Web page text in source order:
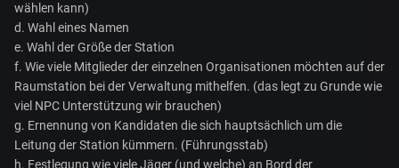
wählen kann)
d. Wahl eines Namen
e. Wahl der Größe der Station
f. Wie viele Mitglieder der einzelnen Organisationen möchten auf der
Raumstation bei der Verwaltung mithelfen. (das legt zu Grunde wie
viel NPC Unterstützung wir brauchen)
g. Ernennung von Kandidaten die sich hauptsächlich um die
Leitung der Station kümmern. (Führungsstab)
h. Festlegung wie viele Jäger (und welche) an Bord der